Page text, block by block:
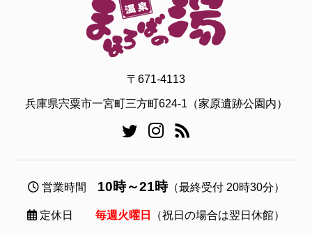
〒671-4113
兵庫県宍粟市一宮町三方町624-1（家原遺跡公園内）
営業時間 10時～21時（最終受付 20時30分）
定休日 毎週火曜日 （祝日の場合は翌日休館）